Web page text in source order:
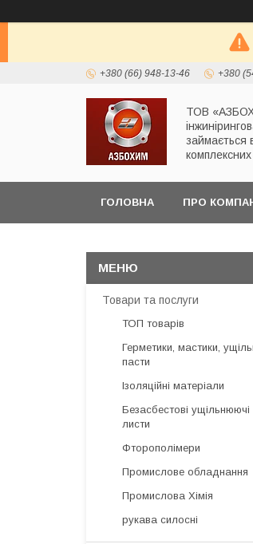
+380 (66) 948-13-46 +380
ТОВ
займається
ГОЛОВНА ПРО
Товари та послуги
ТОП товарів
Герметики, мастики,
пасти
Ізоляційні матеріали
Безасбестові ущільнюючі
листи
Фторополімери
Промислове обладнання
Промислова Хімія
рукава силосні